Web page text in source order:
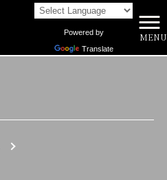
Powered by
Translate
MENU
日産 | 株式会社向島自動車用品製作所